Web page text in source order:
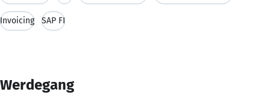
Invoicing SAP FI
Werdegang